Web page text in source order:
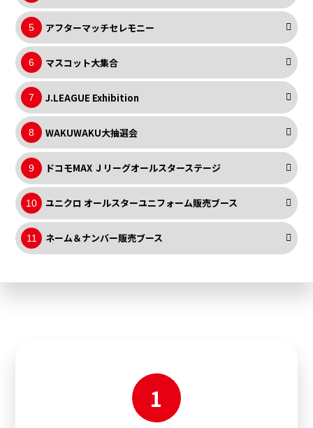
5 アフターマッチセレモニー
6 マスコット大集合
7 J.LEAGUE Exhibition
8 WAKUWAKU大抽選会
9 ドコモMAX Ｊリーグオールスターステージ
10 ユニクロ オールスターユニフォーム販売ブース
11 ネーム＆ナンバー販売ブース
1